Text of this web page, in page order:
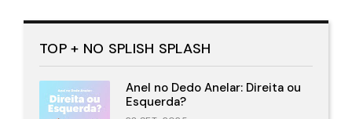
TOP + NO SPLISH SPLASH
Anel no Dedo Anelar: Direita ou
Esquerda?